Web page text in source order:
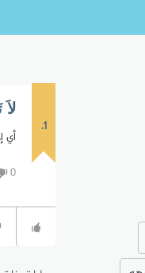
1.
أي
0